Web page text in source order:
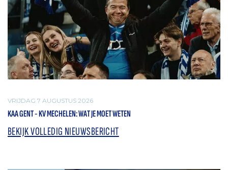
VRIJDAG 7 AUGUSTUS 2026
KAA GENT - KV MECHELEN: WAT JE MOET WETEN
BEKIJK VOLLEDIG NIEUWSBERICHT